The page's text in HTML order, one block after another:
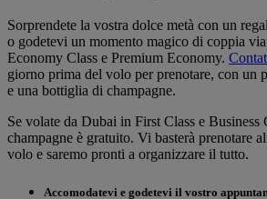
Sorprendete la vostra dolce metà con un
o godetevi un momento magico di coppia
Economy Class e Premium Economy.
giorno prima del volo per prenotare, con un
e una bottiglia di champagne.
Se volate da Dubai in First Class e Business
champagne è gratuito. Vi basterà prenotare
volo e saremo pronti a organizzare il tutto.
Accomodatevi e godetevi il vostro